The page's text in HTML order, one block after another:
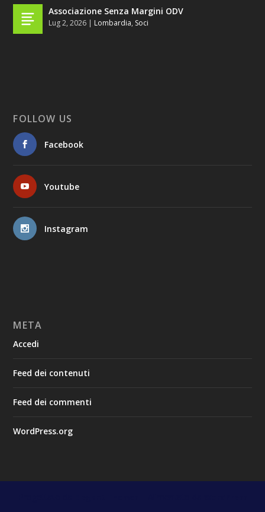
Associazione Senza Margini ODV
Lug 2, 2026 | Lombardia, Soci
FOLLOW US
Facebook
Youtube
Instagram
META
Accedi
Feed dei contenuti
Feed dei commenti
WordPress.org